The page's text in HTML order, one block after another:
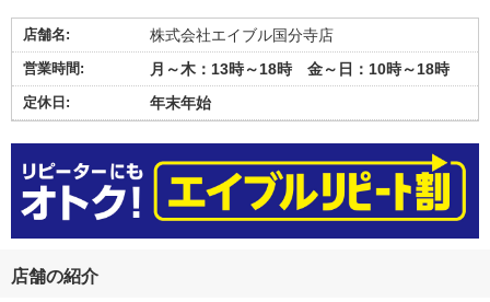
店舗名: 株式会社エイブル国分寺店
営業時間: 月～木：13時～18時 金～日：10時～18時
定休日: 年末年始
店舗の紹介